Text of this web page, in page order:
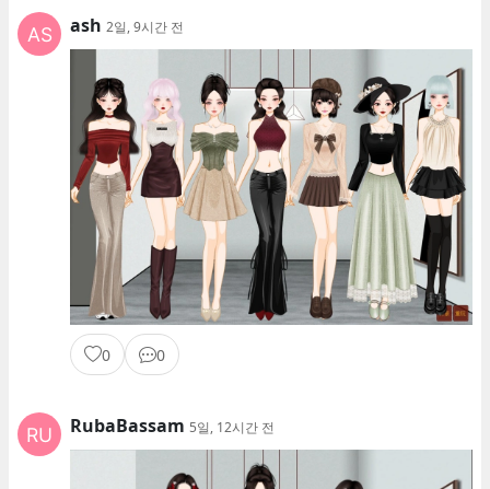
ash 2일, 9시간 전
0 0
RubaBassam 5일, 12시간 전